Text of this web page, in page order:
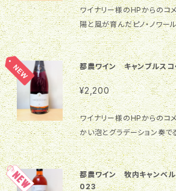
レポート］ 品種本来のフルーティーな香りを出すため
に、2日間ほど低温で果実を
行いました。 櫂入れ、液循
な香りを前面で楽しめるよ
を超えないよう温度管理をし
酵、オリ引きの終わったワイ
ンクで寝かせ、フレンチオー
定期的に状態を管理し、熟
したところで徐々にタンニ
を感じられるようになってき
縮感のレベルが一段と上が
と判断し、オリを吸わないよ
瓶詰を行いました。 テイスティングコメント ［熟成を感
が早く訪れます。例年より1
した。5月の開化期には、大
が、梅雨自体は早く上がって
明けた後もしばらく雨が降
日が連日続きました。７月後
月の収穫時期になると気候
後半の豊富な日照のお陰で
インをつくることができまし
機ユーロプレスにてゆっくり
ました。オーク樽を使用せず
発酵。豊富な日照のお陰で
インを造ることができました。 テイスティングコメン
［淡い輝きのあるレモンイエロー］ 淡い輝き
ワイナリー様のHPからのコメン
陽と風が育んだピノ・ノワー
まで長く楽しめる 贅沢な赤ワイン 「都農でピ
ルをつくりたい」私たちは、
いといわれる、ピノ・ノワー
まで築き上げてきた、土づく
剪定などの栽培技術を駆使
ました。 南国都農町生まれの
楽しみください。 ヴィンテージ ［2024ヴィンテージレ
ポート］ 2024年は暖冬の影響で春が早く訪れ、例年よ
り1週間、早い萌芽を迎えま
候は安定していましたが、
りました。梅雨の雨量は例
都農ワイン キャンブルスコ
¥2,200
ワイナリー様のHPからのコメン
かい泡とグラデーション奏で
ンが上品な味わいの キャンベル
冬に新登場!!】 キャンブルス
種から作られた炭酸含有の
都農ワイン 牧内キャンベ
023